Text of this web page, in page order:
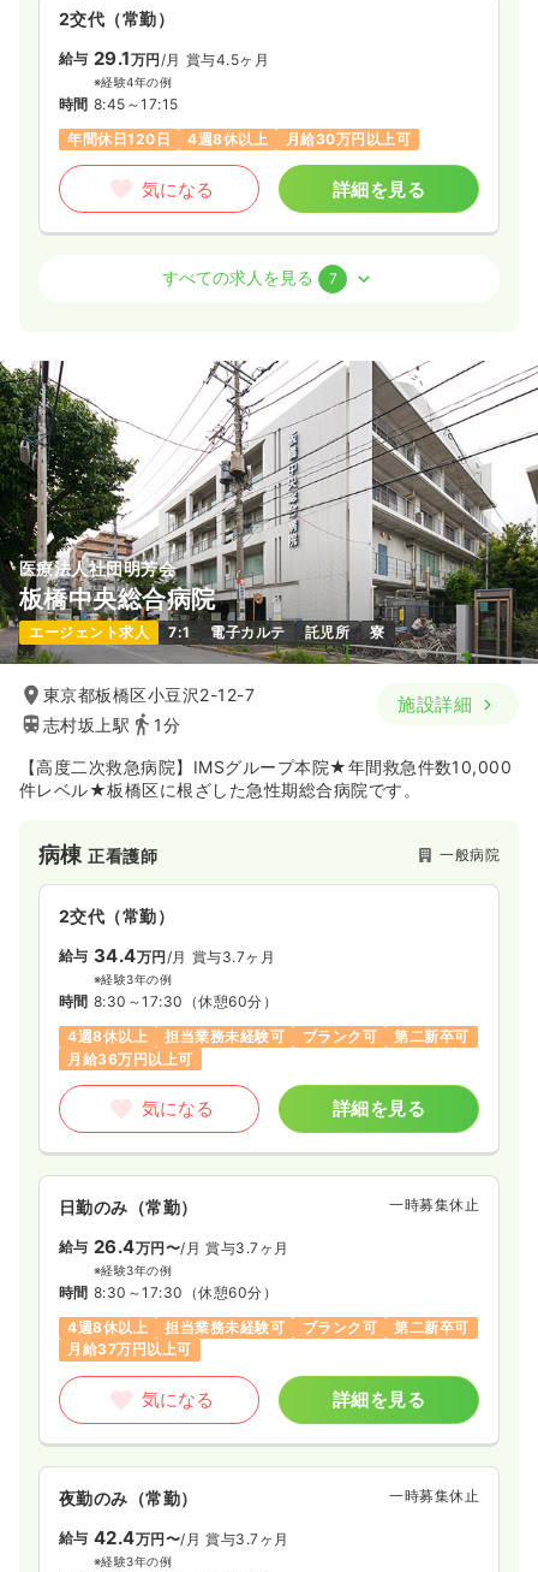
気になる
す。法人全体で良質な医療や介護を提供し、地域社会の発展や
繁栄に貢献しております。
2交代（常勤）
給与 29.1万円/月 賞与4.5ヶ月
※経験4年の例
時間 8:45～17:15
年間休日120日
4週8休以上 月給30万円以上可
気になる 詳細を見る
オペ室(手術室)正看護師
給与 賞与4.5ヶ月
時間 8:45～17:15
土日祝休み
年間休日120日
オンコールあり
ブランク可
月給27万円以上可
気になる 詳細を見る
日勤のみ（パート） 一時募集休止
給与 時給1,500円〜
時間 9:00～17:15（休憩60分）
土日祝休み
オンコールあり
気になる 詳細を見る
ICU系正看護師
29.3万円/月
※経験3年の例
時間 8:45～17:15
年間休日120日
4週8休以上
月給29万円以上可
気になる 詳細を見る
救急外来 正看護師 一般病院
2交代（常勤）
給与 27.4万円/月 賞与4.5ヶ月
※経験4年の例
時間 8:45～17:15
年間休日120日
4週8休以上 月給30万円以上可
気になる 詳細を見る
その他正看護師
すべての求人を見る 7
医療法人社団明芳会
板橋中央総合病院
エージェント求人 7:1 電子カルテ 託児所 寮
東京都板橋区小豆沢2-12-7
志村坂上駅
1分
施設詳細
【高度二次救急病院】IMSグループ本院★年間救急件数10,000
件レベル★板橋区に根ざした急性期総合病院です。
病棟正看護師 一般病院
2交代（常勤）
給与 34.4万円/月 賞与3.7ヶ月
※経験3年の例
時間 8:30～17:30 （休憩60分）
4週8休以上
担当業務未経験可 ブランク可
第二新卒可
月給36万円以上可
気になる 詳細を見る
日勤のみ（常勤） 一時募集休止
給与 26.4万円〜/月 賞与3.7ヶ月
※経験3年の例
時間 8:30～17:30 （休憩60分）
4週8休以上
担当業務未経験可 ブランク可
第二新卒可
月給37万円以上可
気になる 詳細を見る
夜勤のみ（常勤） 一時募集休止
給与 42.4万円〜/月 賞与3.7ヶ月
※経験3年の例